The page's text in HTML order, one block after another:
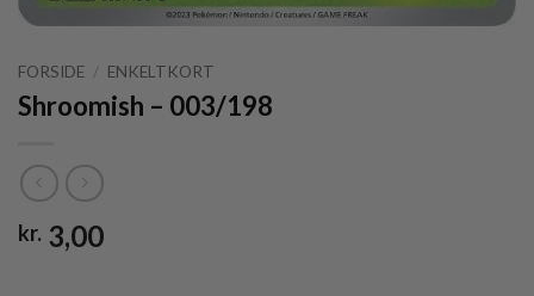
FORSIDE / ENKELTKORT
Shroomish – 003/198
kr. 3,00